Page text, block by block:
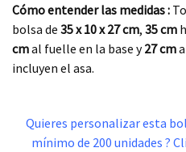
Cómo entender las medidas :
bolsa de 35 x 10 x 27cm, 35 cm
cmal fuelle en la base y27 cm
incluyen el asa.
Quieres personalizar esta
mínimo de 200 unidades ?